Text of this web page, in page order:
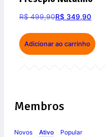
R$499,90R$ 349,90
Adicionar ao carrinho
Membros
Novos Ativo Popular